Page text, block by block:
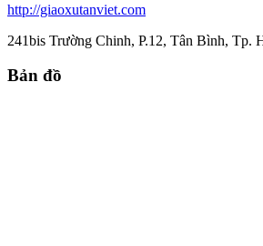
http://giaoxutanviet.com
241bis Trường Chinh, P.12, Tân Bình, Tp.
Bản đồ